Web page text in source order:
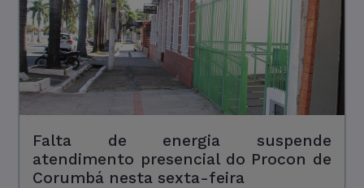
Falta de energia suspende
atendimento presencial do Procon de
Corumbá nesta sexta-feira
Saúde leva atendimento itinerante à
comunidade de Porto Morrinho neste
sábado